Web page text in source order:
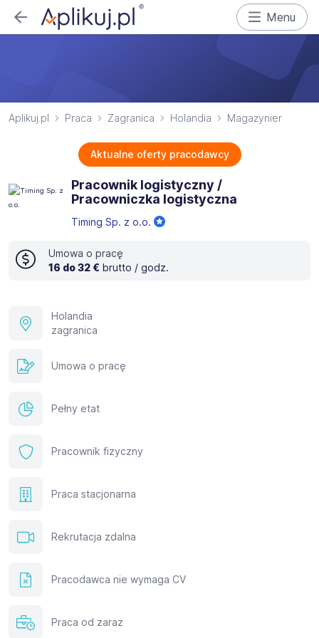
Menu
Aplikuj.pl Praca Zagranica Holandia Magazynier
Aktualne oferty pracodawcy
Pracownik logistyczny /
Pracowniczka logistyczna
Timing Sp. z o.o.
Umowa o pracę
16 do 32 € brutto / godz.
Holandia
zagranica
Umowa o pracę
Pełny etat
Pracownik fizyczny
Praca stacjonarna
Rekrutacja zdalna
Pracodawca nie wymaga CV
Praca od zaraz